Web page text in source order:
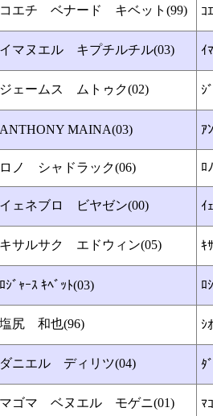
コエチ ベナード キベット(99) ｺ
イマヌエル キプチルチル(03) ｲ
ジェームス ムトゥク(02) ｼ
ANTHONY MAINA(03) ｱ
ロノ シャドラック(06) ﾛ
イェネブロ ビヤゼン(00) ｲ
キサルサク エドウィン(05) ｷ
ﾛｼﾞｬｰｽ ｷﾍﾞｯﾄ(03) ﾛ
塩尻 和也(96) ｼ
ダニエル ディリツ(04) ﾀ
マゴマ ベヌエル モゲニ(01) ﾏ